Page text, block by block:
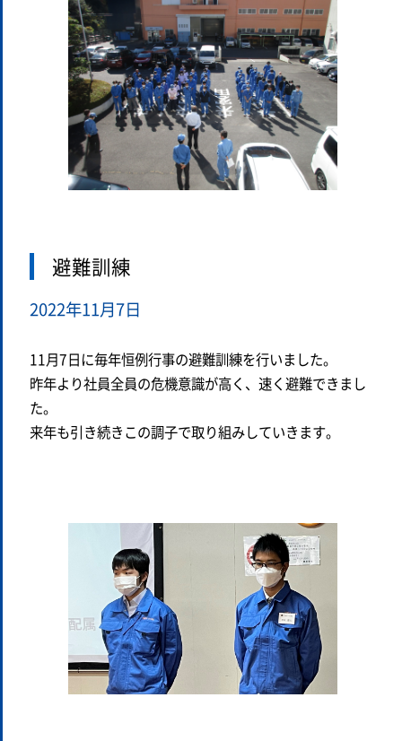
避難訓練
2022年11月7日
11月7日に毎年恒例行事の避難訓練を行いました。
昨年より社員全員の危機意識が高く、速く避難できまし
た。
来年も引き続きこの調子で取り組みしていきます。